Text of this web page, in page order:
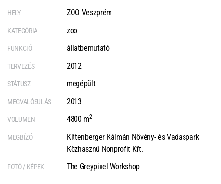
HELY ZOO Veszprém
KATEGÓRIA zoo
FUNKCIÓ állatbemutató
TERVEZÉS 2012
STÁTUSZ megépült
MEGVALÓSULÁS 2013
VOLUMEN 4800 m2
MEGBÍZÓ
Kittenberger Kálmán Növény- és Vadaspark
Közhasznú Nonprofit Kft.
FOTÓ / KÉPEK The Greypixel Workshop